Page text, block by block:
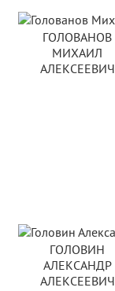
ГОЛОВАНОВ
МИХАИЛ
АЛЕКСЕЕВИЧ
ГОЛОВИН
АЛЕКСАНДР
АЛЕКСЕЕВИЧ